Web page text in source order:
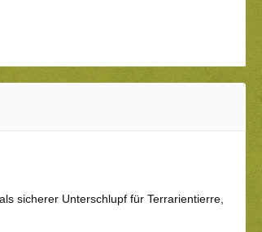
sicherer Unterschlupf für Terrarientierre,